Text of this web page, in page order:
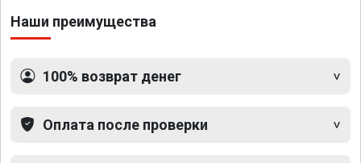
Наши преимущества
100% возврат денег
Оплата после проверки